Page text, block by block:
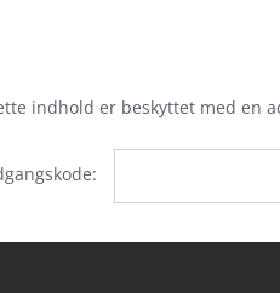
indhold er beskyttet med en